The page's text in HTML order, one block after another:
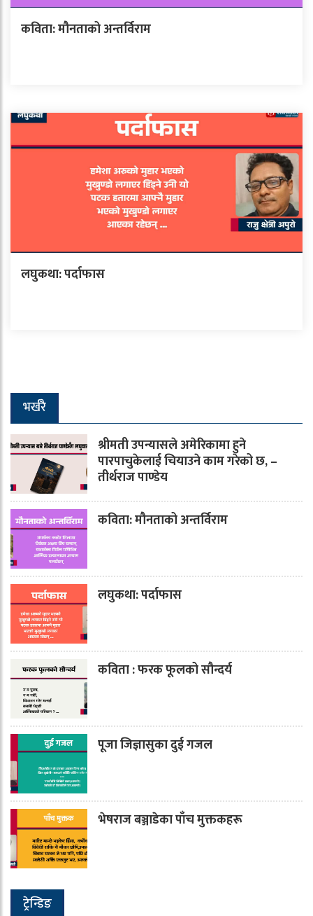
कविता: मौनताको अन्तर्विराम
लघुकथा: पर्दाफास
भर्खरै
श्रीमती उपन्यासले अमेरिकामा हुने
पारपाचुकेलाई चियाउने काम गरेको छ, –
तीर्थराज पाण्डेय
कविता: मौनताको अन्तर्विराम
लघुकथा: पर्दाफास
कविता : फरक फूलको सौन्दर्य
पूजा जिज्ञासुका दुई गजल
भेषराज बञ्जाडेका पाँच मुक्तकहरू
ट्रेन्डिङ